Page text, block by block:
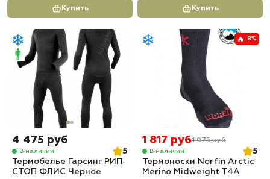
Купить Купить
4 475 руб
В наличии
5
Термобелье Гарсинг РИП-
СТОП ФЛИС Черное
-8%
1 817 руб1 975 руб
В наличии
5
Термоноски Norfin Arctic
Merino Midweight T4A